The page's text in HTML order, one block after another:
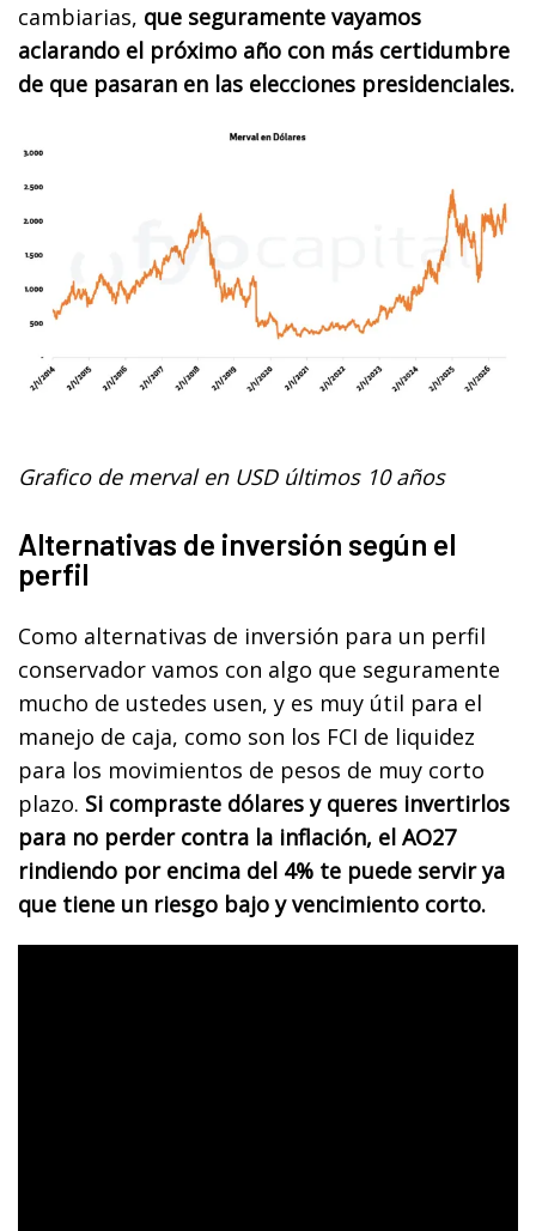
cambiarias, que seguramente vayamos
aclarando el próximo año con más certidumbre
de que pasaran en las elecciones presidenciales.
Grafico de merval en USD últimos 10 años
Alternativas de inversión según el
perfil
Como alternativas de inversión para un perfil
conservador vamos con algo que seguramente
mucho de ustedes usen, y es muy útil para el
manejo de caja, como son los FCI de liquidez
para los movimientos de pesos de muy corto
plazo. Si compraste dólares y queres invertirlos
para no perder contra la inflación, el AO27
rindiendo por encima del 4% te puede servir ya
que tiene un riesgo bajo y vencimiento corto.